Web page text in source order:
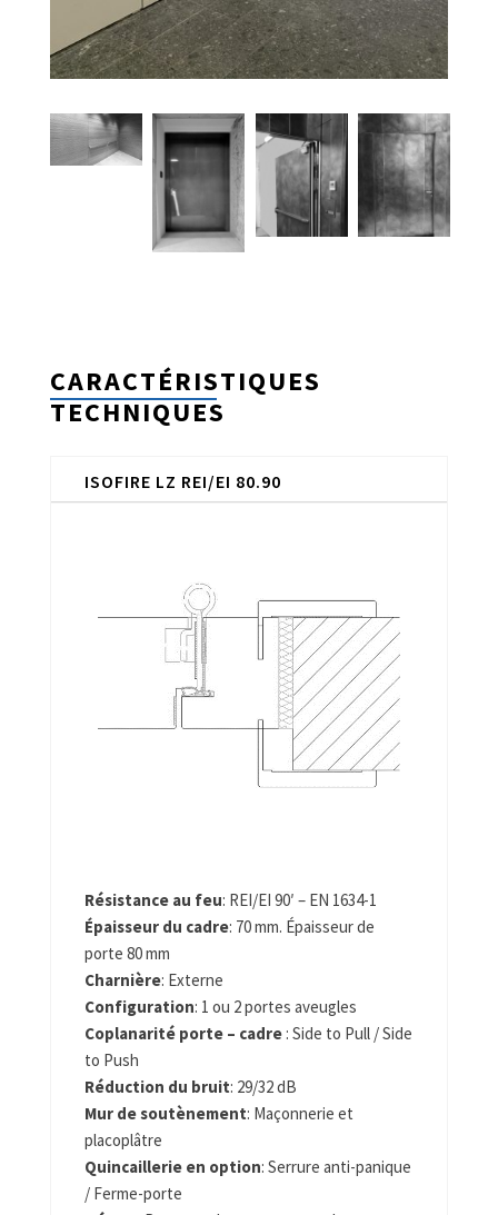
CARACTÉRISTIQUES
TECHNIQUES
ISOFIRE LZ REI/EI 80.90
Résistance au feu: REI/EI 90′ – EN 1634-1
Épaisseur du cadre: 70 mm. Épaisseur de
porte 80 mm
Charnière: Externe
Configuration: 1 ou 2 portes aveugles
Coplanarité porte – cadre: Side to Pull / Side
to Push
Réduction du bruit: 29/32 dB
Mur de soutènement: Maçonnerie et
placoplâtre
Quincaillerie en option: Serrure anti-panique
/ Ferme-porte